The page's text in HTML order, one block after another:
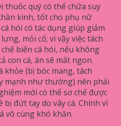
thuốc quý có thể chữa suy
kinh, tốt cho phụ nữ
hói có tác dụng giúp giảm
mỏi cổ; vì vậy việc tách
biến cá hói, nếu không
con cá, ăn sẽ mất ngon.
khỏe (bị bóc mang, tách
mạnh như thường) nên phải
mới có thể sơ chế được
bị đứt tay do vây cá. Chính vì
vô cùng khó khăn.